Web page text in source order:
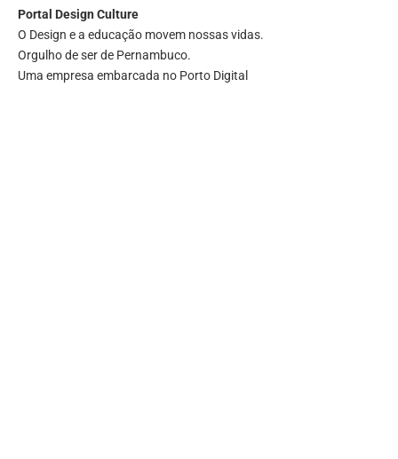
Portal Design Culture
O Design e a educação movem nossas vidas.
Orgulho de ser de Pernambuco.
Uma empresa embarcada no Porto Digital